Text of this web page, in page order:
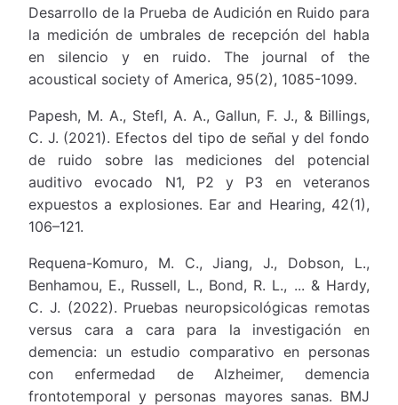
Desarrollo de la Prueba de Audición en Ruido para
la medición de umbrales de recepción del habla
en silencio y en ruido. The journal of the
acoustical society of America, 95(2), 1085-1099.
Papesh, M. A., Stefl, A. A., Gallun, F. J., & Billings,
C. J. (2021). Efectos del tipo de señal y del fondo
de ruido sobre las mediciones del potencial
auditivo evocado N1, P2 y P3 en veteranos
expuestos a explosiones. Ear and Hearing, 42(1),
106–121.
Requena-Komuro, M. C., Jiang, J., Dobson, L.,
Benhamou, E., Russell, L., Bond, R. L., ... & Hardy,
C. J. (2022). Pruebas neuropsicológicas remotas
versus cara a cara para la investigación en
demencia: un estudio comparativo en personas
con enfermedad de Alzheimer, demencia
frontotemporal y personas mayores sanas. BMJ